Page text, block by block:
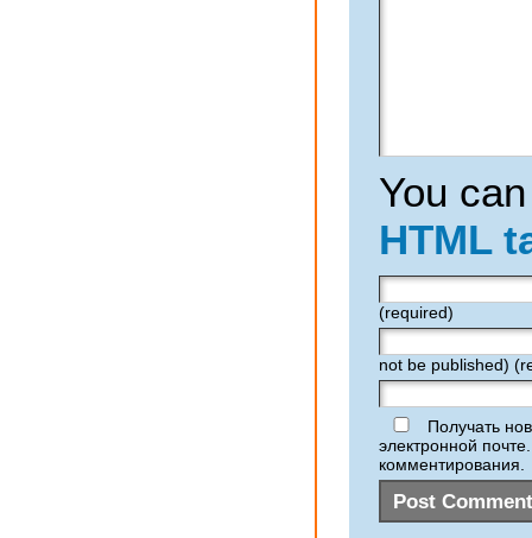
You
HTML
(required)
not be published)
Получать
электронной
комментирования.